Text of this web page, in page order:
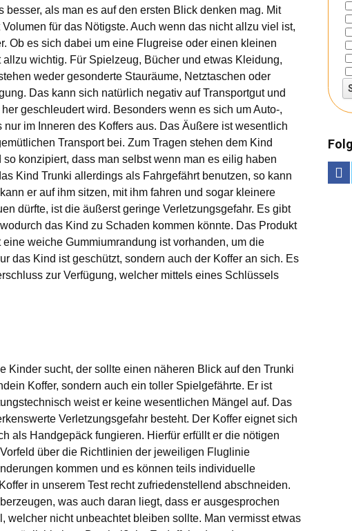
als man es auf den ersten Blick denken mag. Mit
für das Nötigste. Auch wenn das nicht allzu viel ist,
Ob es sich dabei um eine Flugreise oder einen kleinen
wichtig. Für Spielzeug, Bücher und etwas Kleidung,
weder gesonderte Stauräume, Netztaschen oder
Das kann sich natürlich negativ auf Transportgut und
geschleudert wird. Besonders wenn es sich um Auto-,
im Inneren des Koffers aus. Das Äußere ist wesentlich
Transport bei. Zum Tragen stehen dem Kind
konzipiert, dass man selbst wenn man es eilig haben
Kind Trunki allerdings als Fahrgefährt benutzen, so kann
er auf ihm sitzen, mit ihm fahren und sogar kleinere
dürfte, ist die äußerst geringe Verletzungsgefahr. Es gibt
das Kind zu Schaden kommen könnte. Das Produkt
weiche Gummiumrandung ist vorhanden, um die
das Kind ist geschützt, sondern auch der Koffer an sich. Es
zur Verfügung, welcher mittels eines Schlüssels
Kinder sucht, der sollte einen näheren Blick auf den Trunki
Koffer, sondern auch ein toller Spielgefährte. Er ist
weist er keine wesentlichen Mängel auf. Das
Verletzungsgefahr besteht. Der Koffer eignet sich
als Handgepäck fungieren. Hierfür erfüllt er die nötigen
über die Richtlinien der jeweiligen Fluglinie
kommen und es können teils individuelle
in unserem Test recht zufriedenstellend abschneiden.
was auch daran liegt, dass er ausgesprochen
welcher nicht unbeachtet bleiben sollte. Man vermisst etwas